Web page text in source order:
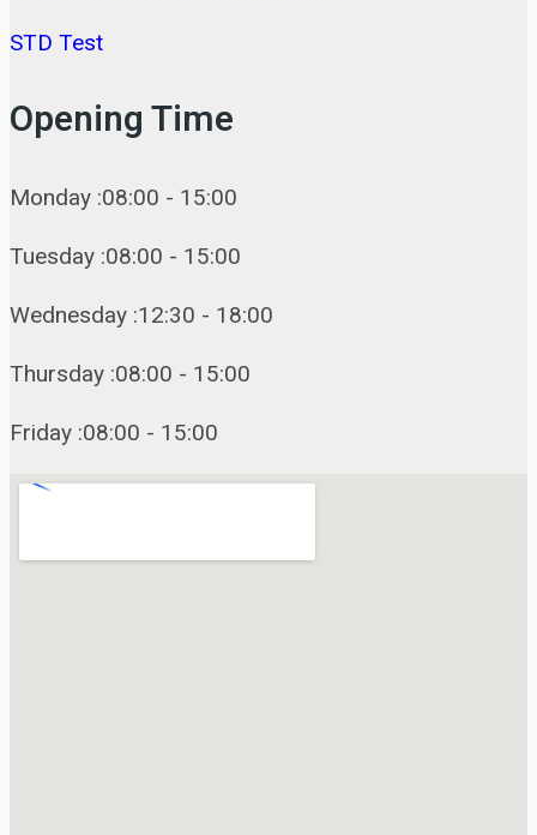
STD Test
Opening Time
Monday :08:00 - 15:00
Tuesday :08:00 - 15:00
Wednesday :12:30 - 18:00
Thursday :08:00 - 15:00
Friday :08:00 - 15:00